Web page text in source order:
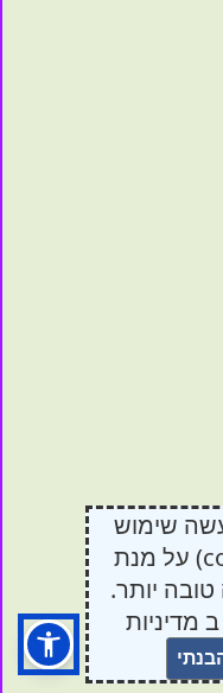
שימוש
ב"קבצי עוגיות" (cookies) על מנת
יותר.
מדיניות